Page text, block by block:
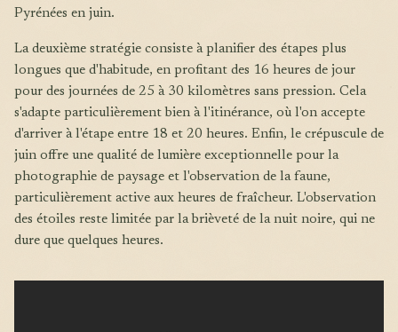
Pyrénées en juin.
La deuxième stratégie consiste à planifier des étapes plus
longues que d'habitude, en profitant des 16 heures de jour
pour des journées de 25 à 30 kilomètres sans pression. Cela
s'adapte particulièrement bien à l'itinérance, où l'on accepte
d'arriver à l'étape entre 18 et 20 heures. Enfin, le crépuscule de
juin offre une qualité de lumière exceptionnelle pour la
photographie de paysage et l'observation de la faune,
particulièrement active aux heures de fraîcheur. L'observation
des étoiles reste limitée par la brièveté de la nuit noire, qui ne
dure que quelques heures.